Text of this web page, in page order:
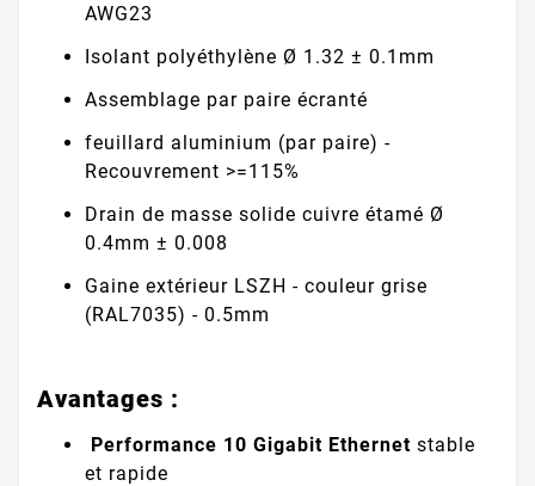
AWG23
Isolant polyéthylène Ø 1.32 ± 0.1mm
Assemblage par paire écranté
feuillard aluminium (par paire) -
Recouvrement >=115%
Drain de masse solide cuivre étamé Ø
0.4mm ± 0.008
Gaine extérieur LSZH - couleur grise
(RAL7035) - 0.5mm
Avantages :
Performance 10 Gigabit Ethernet stable
et rapide